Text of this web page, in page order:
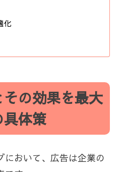
化
の効果を最大
体策
において、広告は企業の